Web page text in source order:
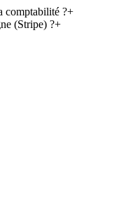
comptabilité ?+
(Stripe) ?+